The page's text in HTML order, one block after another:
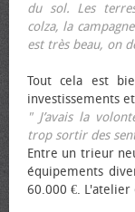
du sol. Les
colza, la
est très beau, on
Tout cela est
investissements
" J’avais la
trop sortir des
Entre un trieur
équipements
60.000 €.